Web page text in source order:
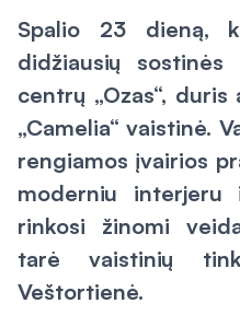
Spalio 23 dieną,
didžiausių
centrų „Ozas“,
„Camelia“ vaistinė.
rengiamos įvairios
moderniu interjeru
rinkosi žinomi
tarė vaistinių
Veštortienė.